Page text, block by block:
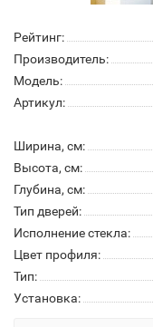
Рейтинг:
Производитель:
Модель:
Артикул:
Ширина, см:
Высота, см:
Глубина, см:
Тип дверей:
Исполнение стекла:
Цвет профиля:
Тип:
Установка: